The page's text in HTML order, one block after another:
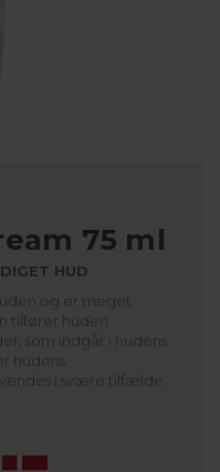
75 ml
HUD
og er meget
tilfører huden
som indgår i hudens
hudens
i svære tilfælde